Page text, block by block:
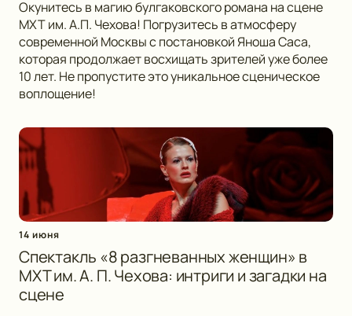
Окунитесь в магию булгаковского романа на сцене
МХТ им. А.П. Чехова! Погрузитесь в атмосферу
современной Москвы с постановкой Яноша Саса,
которая продолжает восхищать зрителей уже более
10 лет. Не пропустите это уникальное сценическое
воплощение!
14 июня
Спектакль «8 разгневанных женщин» в
МХТ им. А. П. Чехова: интриги и загадки на
сцене